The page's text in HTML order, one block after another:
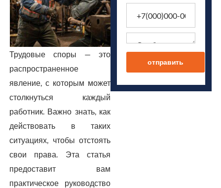
Трудовые споры — это
распространенное
явление, с которым может
столкнуться каждый
работник. Важно знать, как
действовать в таких
ситуациях, чтобы отстоять
свои права. Эта статья
предоставит вам
практическое руководство
отправить